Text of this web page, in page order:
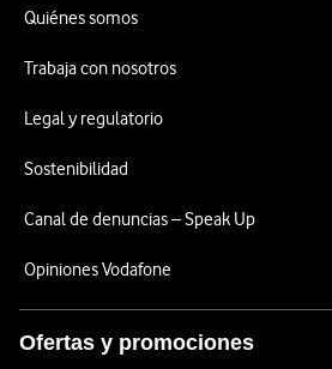
Quiénes somos
Trabaja con nosotros
Legal y regulatorio
Sostenibilidad
Canal de denuncias – Speak Up
Opiniones Vodafone
Ofertas y promociones